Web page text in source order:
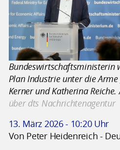
Bundeswirtschaftsministerin
Plan Industrie unter die
Kerner und Katherina
über dts Nachrichtenagentur
13. März 2026 - 10:20 Uhr
Von Peter Heidenreich -